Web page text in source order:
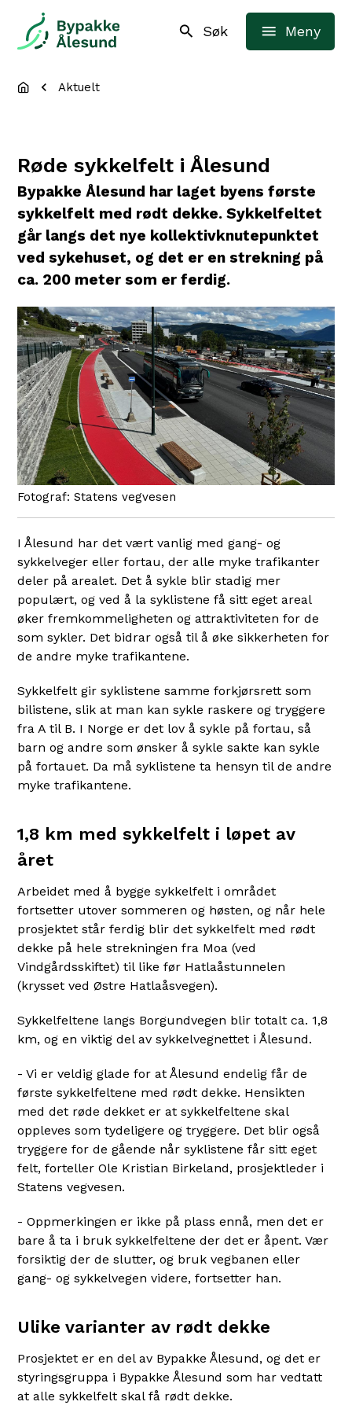
Bypakke Ålesund
Søk Meny
Du er her:Aktuelt
Røde sykkelfelt i Ålesund
Bypakke Ålesund har laget byens første
sykkelfelt med rødt dekke. Sykkelfeltet
går langs det nye kollektivknutepunktet
ved sykehuset, og det er en strekning på
ca. 200 meter som er ferdig.
Statens vegvesen
I Ålesund har det vært vanlig med gang- og
sykkelveger eller fortau, der alle myke trafikanter
deler på arealet. Det å sykle blir stadig mer
populært, og ved å la syklistene få sitt eget areal
øker fremkommeligheten og attraktiviteten for de
som sykler. Det bidrar også til å øke sikkerheten for
de andre myke trafikantene.
Sykkelfelt gir syklistene samme forkjørsrett som
bilistene, slik at man kan sykle raskere og tryggere
fra A til B. I Norge er det lov å sykle på fortau, så
barn og andre som ønsker å sykle sakte kan sykle
på fortauet. Da må syklistene ta hensyn til de andre
myke trafikantene.
1,8 km med sykkelfelt i løpet av
året
Arbeidet med å bygge sykkelfelt i området
fortsetter utover sommeren og høsten, og når hele
prosjektet står ferdig blir det sykkelfelt med rødt
dekke på hele strekningen fra Moa (ved
Vindgårdsskiftet) til like før Hatlaåstunnelen
(krysset ved Østre Hatlaåsvegen).
Sykkelfeltene langs Borgundvegen blir totalt ca. 1,8
km, og en viktig del av sykkelvegnettet i Ålesund.
- Vi er veldig glade for at Ålesund endelig får de
første sykkelfeltene med rødt dekke. Hensikten
med det røde dekket er at sykkelfeltene skal
oppleves som tydeligere og tryggere. Det blir også
tryggere for de gående når syklistene får sitt eget
felt, forteller Ole Kristian Birkeland, prosjektleder i
Statens vegvesen.
- Oppmerkingen er ikke på plass ennå, men det er
bare å ta i bruk sykkelfeltene der det er åpent. Vær
forsiktig der de slutter, og bruk vegbanen eller
gang- og sykkelvegen videre, fortsetter han.
Ulike varianter av rødt dekke
Prosjektet er en del av Bypakke Ålesund, og det er
styringsgruppa i Bypakke Ålesund som har vedtatt
at alle sykkelfelt skal få rødt dekke.